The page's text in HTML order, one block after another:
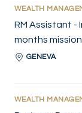
RM Assistant -
months
WEALTH
GENEVA
WEALTH